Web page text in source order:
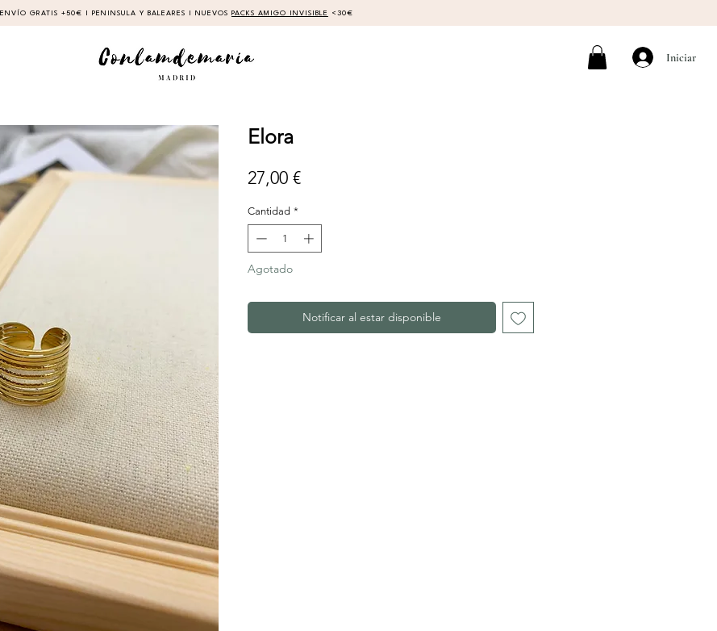
ENVÍO GRATIS +50€ I PENINSULA Y BALEARES I NUEVOS PACKS AMIGO INVISIBLE <30€
Iniciar
Elora
27,00 €Precio
Cantidad *
Agotado
Notificar al estar disponible